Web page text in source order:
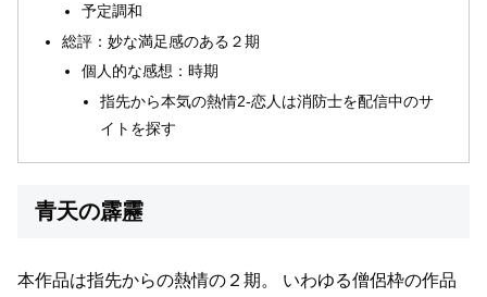
予定調和
総評：妙な満足感のある２期
個人的な感想：時期
指先から本気の熱情2-恋人は消防士を配信中のサ
イトを探す
青天の霹靂
本作品は指先からの熱情の２期。
いわゆる僧侶枠の作品